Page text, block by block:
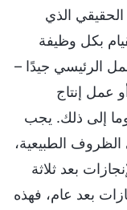
الذي
بكل وظيفة
الرئيسي جيدًا –
عمل إنتاج
وما إلى ذلك. يجب
الطبيعية،
بعد ثلاثة
بعد عام، فهذه